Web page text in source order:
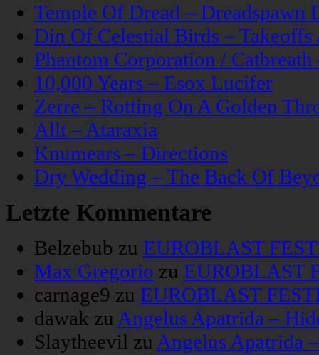
Temple Of Dread – Dreadspawn
Din Of Celestial Birds –
Phantom Corporation /
10,000 Years – Esox Lucifer
Zerre – Rotting On A Golden
Allt – Ataraxia
Knumears – Directions
Dry Wedding – The Back Of
Letzte Kommentare
Belzebub zu EUROBLAST
Max Gregorio zu EUROBLAST
carnage9 zu EUROBLAST
dawak zu Angelus Apatrida –
Slaytheevil zu Angelus Apatrida